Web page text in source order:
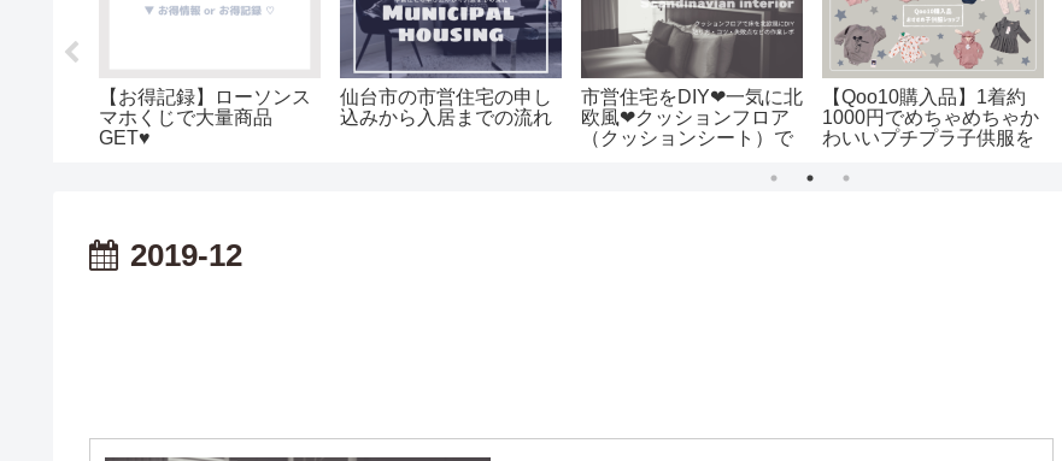
【お得記録】ローソンス
マホくじで大量商品
GET♥
仙台市の市営住宅の申し
込みから入居までの流れ
市営住宅をDIY❤一気に北
欧風❤クッションフロア
（クッションシート）で
【Qoo10購入品】1着約
1000円でめちゃめちゃか
わいいプチプラ子供服を
海外ショップ❤
2019-12